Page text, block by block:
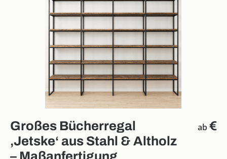
Großes Bücherregal
‚Jetske‘ aus Stahl & Altholz
– Maßanfertigung
ab€